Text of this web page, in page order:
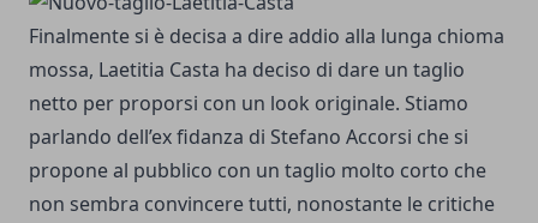
Finalmente si è decisa a dire addio alla lunga chioma
mossa, Laetitia Casta ha deciso di dare un taglio
netto per proporsi con un look originale. Stiamo
parlando dell’ex fidanza di Stefano Accorsi che si
propone al pubblico con un taglio molto corto che
non sembra convincere tutti, nonostante le critiche